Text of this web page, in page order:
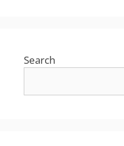
Search